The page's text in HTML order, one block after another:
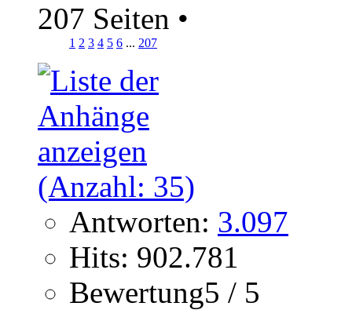
207 Seiten •
1 2 3 4 5 6 ... 207
Antworten: 3.097
Hits: 902.781
Bewertung5 / 5